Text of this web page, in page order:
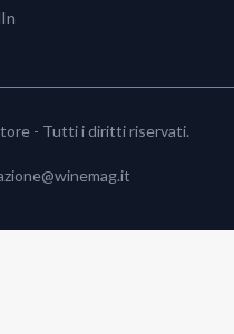
- Tutti i diritti riservati.